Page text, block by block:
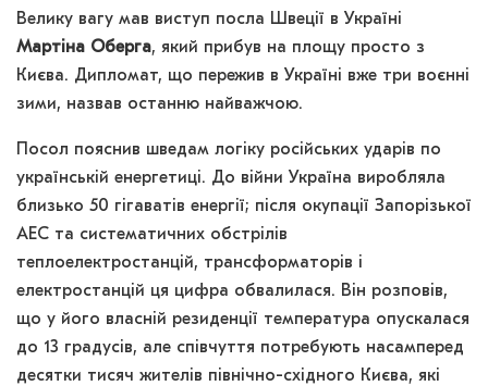
Велику вагу мав виступ посла Швеції в Україні
Мартіна Оберга, який прибув на площу просто з
Києва. Дипломат, що пережив в Україні вже три воєнні
зими, назвав останню найважчою.
Посол пояснив шведам логіку російських ударів по
українській енергетиці. До війни Україна виробляла
близько 50 гігаватів енергії; після окупації Запорізької
АЕС та систематичних обстрілів
теплоелектростанцій, трансформаторів і
електростанцій ця цифра обвалилася. Він розповів,
що у його власній резиденції температура опускалася
до 13 градусів, але співчуття потребують насамперед
десятки тисяч жителів північно-східного Києва, які